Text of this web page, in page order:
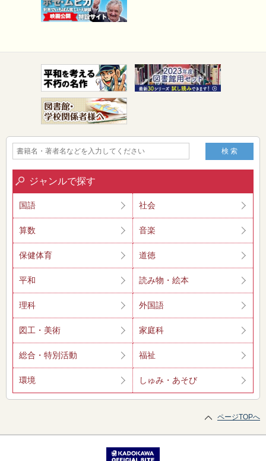
ジャンルで探す
国語 社会
算数 音楽
保健体育 道徳
平和 読み物・絵本
理科 外国語
図工・美術 家庭科
総合・特別活動 福祉
環境 しゅみ・あそび
ページTOPへ